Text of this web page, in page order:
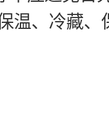
温、冷藏、